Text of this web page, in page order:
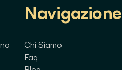
Navigazione
Chi Siamo
Faq